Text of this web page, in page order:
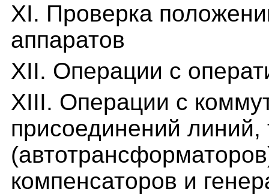
XI. Проверка
аппаратов
XII. Операции с
XIII. Операции с
присоединений
компенсаторов и